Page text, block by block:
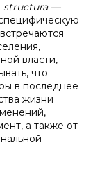
structura —
власти,
что
в последнее
жизни
а также от